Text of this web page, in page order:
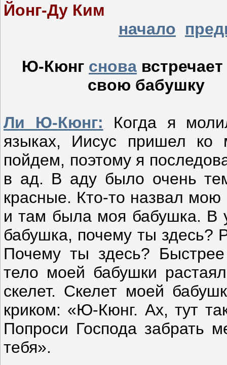
Йонг-Ду Ким
начало
Ю-Кюнг снова
свою бабушку
Ли Ю-Кюнг: Когда я
языках, Иисус пришел
пойдем, поэтому я
в ад. В аду было очень
красные. Кто-то назвал
и там была моя бабушка. В
бабушка, почему ты здесь?
Почему ты здесь?
тело моей бабушки
скелет. Скелет моей
криком: «Ю-Кюнг. Ах, тут
Попроси Господа забрать
тебя».